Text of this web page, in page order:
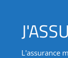
contenu
L'assurance